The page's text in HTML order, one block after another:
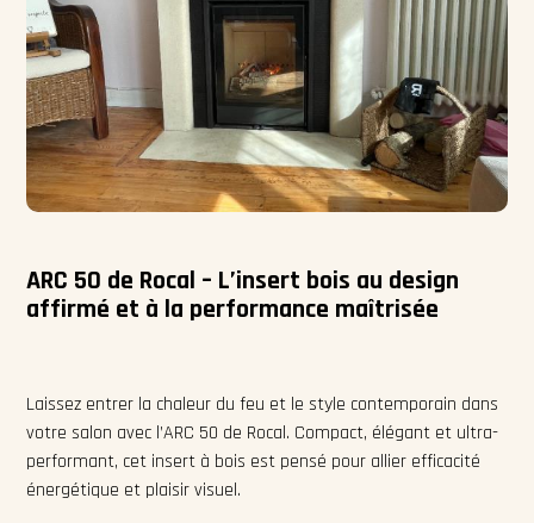
ARC 50 de Rocal – L’insert bois au design
affirmé et à la performance maîtrisée
Laissez entrer la chaleur du feu et le style contemporain dans
votre salon avec l’ARC 50 de Rocal. Compact, élégant et ultra-
performant, cet insert à bois est pensé pour allier efficacité
énergétique et plaisir visuel.